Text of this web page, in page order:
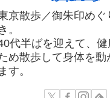
京散歩／御朱印めぐ
き。
代半ばを迎えて、
め散歩して身体を動
ます。